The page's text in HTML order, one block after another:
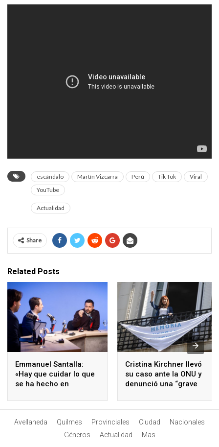
escándalo Martín Vizcarra Perú Tik Tok
Viral
YouTube
Actualidad
Share
Related Posts
Emmanuel Santalla:
«Hay que cuidar lo que
se ha hecho en
desafíos que vienen»
Cristina Kirchner llevó
su caso ante la ONU y
denunció una “grave
humanos”
Avellaneda Quilmes Provinciales Ciudad
Nacionales
Géneros
Actualidad Mas